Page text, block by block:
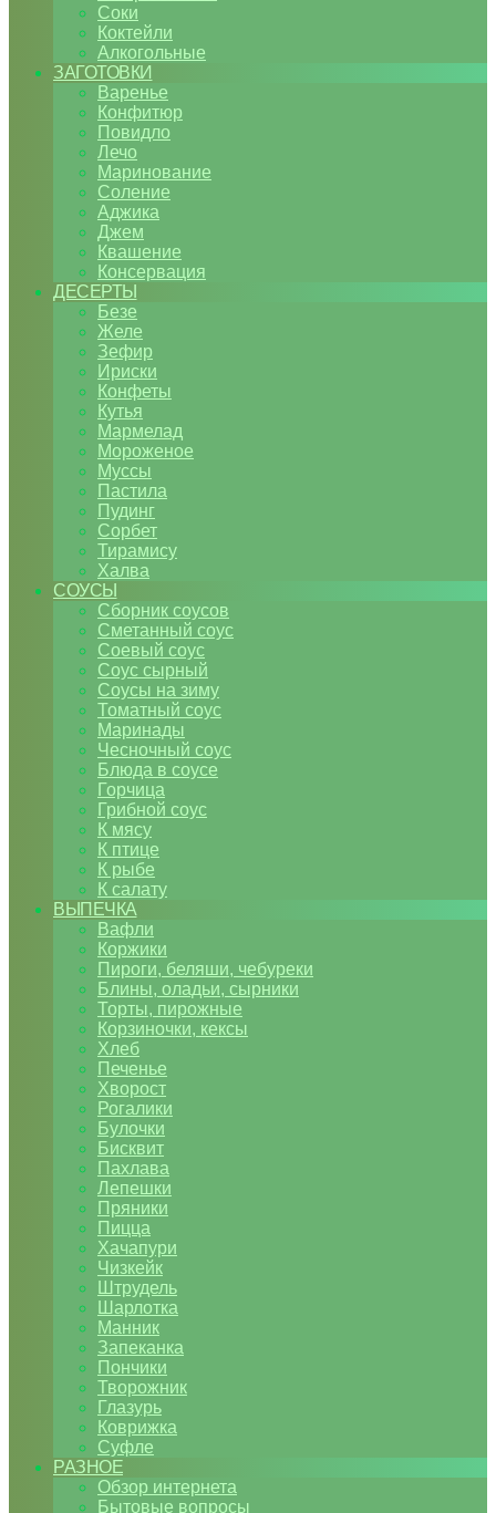
Соки
Коктейли
Алкогольные
ЗАГОТОВКИ
Варенье
Конфитюр
Повидло
Лечо
Маринование
Соление
Аджика
Джем
Квашение
Консервация
ДЕСЕРТЫ
Безе
Желе
Зефир
Ириски
Конфеты
Кутья
Мармелад
Мороженое
Муссы
Пастила
Пудинг
Сорбет
Тирамису
Халва
СОУСЫ
Сборник соусов
Сметанный соус
Соевый соус
Соус сырный
Соусы на зиму
Томатный соус
Маринады
Чесночный соус
Блюда в соусе
Горчица
Грибной соус
К мясу
К птице
К рыбе
К салату
ВЫПЕЧКА
Вафли
Коржики
Пироги, беляши, чебуреки
Блины, оладьи, сырники
Торты, пирожные
Корзиночки, кексы
Хлеб
Печенье
Хворост
Рогалики
Булочки
Бисквит
Пахлава
Лепешки
Пряники
Пицца
Хачапури
Чизкейк
Штрудель
Шарлотка
Манник
Запеканка
Пончики
Творожник
Глазурь
Коврижка
Суфле
РАЗНОЕ
Обзор интернета
Бытовые вопросы